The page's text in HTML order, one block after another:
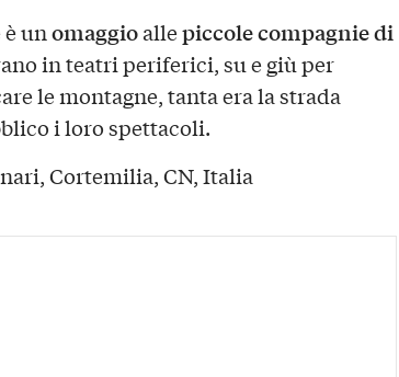
unomaggioallepiccole compagnie di
in teatri periferici, su e giù per
le montagne, tanta era la strada
i loro spettacoli.
Cortemilia, CN, Italia